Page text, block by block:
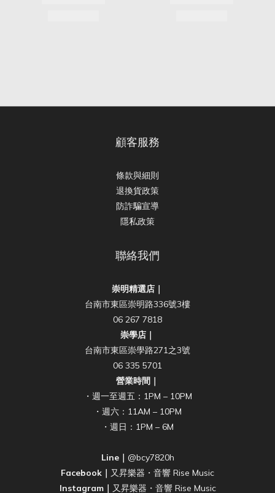
顧客服務
條款與細則
退換貨政策
防詐騙宣導
隱私政策
聯絡我們
崇明精選店｜
台南市東區崇明路336號3樓
06 267 7818
崇學店｜
台南市東區崇學路271之3號
06 335 5701
營業時間｜
・週一至週五：1PM – 10PM
・週六：11AM – 10PM
・週日：1PM – 6M
Line｜ @bcy7820h
Facebook｜ 又昇樂器・音響 Rise Music
Instagram｜ 又昇樂器・音響 Rise Music